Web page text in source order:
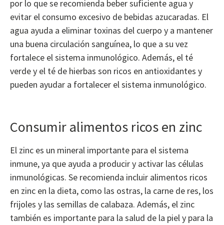
por lo que se recomienda beber suficiente agua y
evitar el consumo excesivo de bebidas azucaradas. El
agua ayuda a eliminar toxinas del cuerpo y a mantener
una buena circulación sanguínea, lo que a su vez
fortalece el sistema inmunológico. Además, el té
verde y el té de hierbas son ricos en antioxidantes y
pueden ayudar a fortalecer el sistema inmunológico.
Consumir alimentos ricos en zinc
El zinc es un mineral importante para el sistema
inmune, ya que ayuda a producir y activar las células
inmunológicas. Se recomienda incluir alimentos ricos
en zinc en la dieta, como las ostras, la carne de res, los
frijoles y las semillas de calabaza. Además, el zinc
también es importante para la salud de la piel y para la